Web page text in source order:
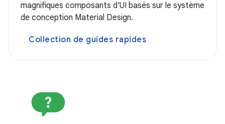
magnifiques composants d'UI basés sur le système
de conception Material Design.
Collection de guides rapides